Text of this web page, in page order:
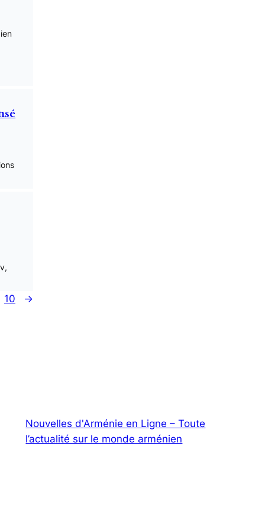
10 →
Nouvelles d'Arménie en Ligne – Toute
l’actualité sur le monde arménien